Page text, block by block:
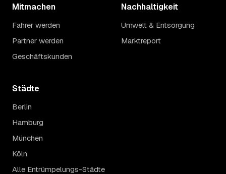
Mitmachen
Fahrer werden
Partner werden
Geschäftskunden
Nachhaltigkeit
Umwelt & Entsorgung
Marktreport
Städte
Berlin
Hamburg
München
Köln
Alle Entrümpelungs-Städte